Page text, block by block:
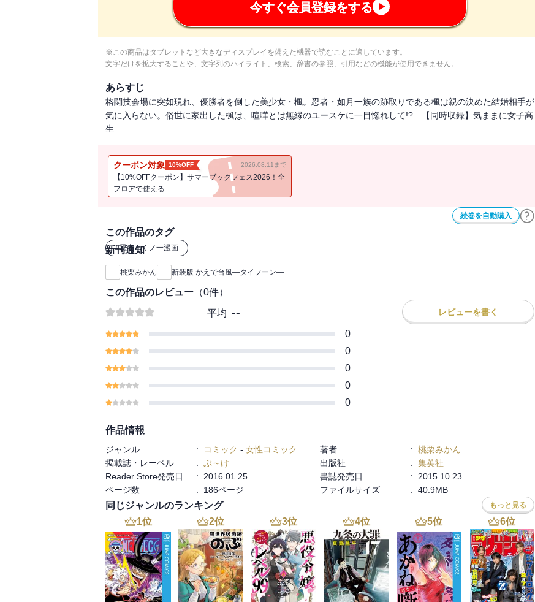
今すぐ会員登録をする
※この商品はタブレットなど大きなディスプレイを備えた機器で読むことに適しています。
文字だけを拡大することや、文字列のハイライト、検索、辞書の参照、引用などの機能が使用できません。
あらすじ
格闘技会場に突如現れ、優勝者を倒した美少女・楓。忍者・如月一族の跡取りである楓は親の決めた結婚相手が
気に入らない。俗世に家出した楓は、喧嘩とは無縁のユースケに一目惚れして!? 【同時収録】気ままに女子高
生
クーポン対象 10%OFF 2026.08.11まで
【10%OFFクーポン】サマーブックフェス2026！全
フロアで使える
続巻を自動購入
この作品のタグ
#忍者・くノ一漫画
新刊通知
桃栗みかん 新装版 かえで台風―タイフーン―
この作品のレビュー （0件）
平均 -- レビューを書く
0
0
0
0
0
作品情報
ジャンル : コミック - 女性コミック 著者 : 桃栗みかん
掲載誌・レーベル
: ぶ～け 出版社 : 集英社
Reader Store発売日
: 2016.01.25 書誌発売日 :
2015.10.23
ページ数
: 186ページ ファイルサイズ : 40.9MB
同じジャンルのランキング もっと見る
1位 2位 3位 4位 5位 6位